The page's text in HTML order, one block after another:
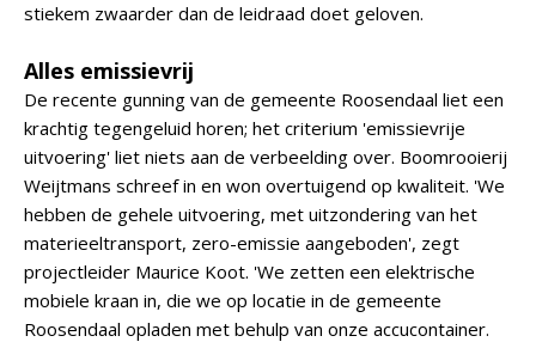
stiekem zwaarder dan de leidraad doet geloven.
Alles emissievrij
De recente gunning van de gemeente Roosendaal liet een
krachtig tegengeluid horen; het criterium 'emissievrije
uitvoering' liet niets aan de verbeelding over. Boomrooierij
Weijtmans schreef in en won overtuigend op kwaliteit. 'We
hebben de gehele uitvoering, met uitzondering van het
materieeltransport, zero-emissie aangeboden', zegt
projectleider Maurice Koot. 'We zetten een elektrische
mobiele kraan in, die we op locatie in de gemeente
Roosendaal opladen met behulp van onze accucontainer.